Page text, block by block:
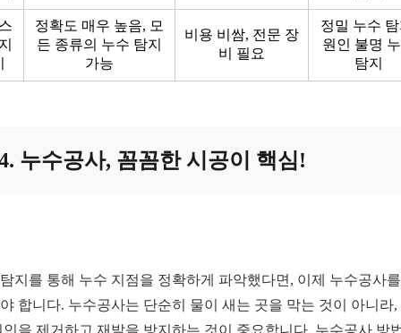
정확도 매우 높음, 모
든 종류의 누수 탐지
가능
비용 비쌈, 전문 장
비 필요
정밀 누수
원인 불명
탐지
누수공사, 꼼꼼한 시공이 핵심!
지를 통해 누수 지점을 정확하게 파악했다면, 이제 누수공사
합니다. 누수공사는 단순히 물이 새는 곳을 막는 것이 아니라,
인을 제거하고 재발을 방지하는 것이 중요합니다. 누수공사 방